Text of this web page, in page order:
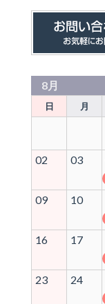
8月
日 月
02 03
09 10
16 17
23 24